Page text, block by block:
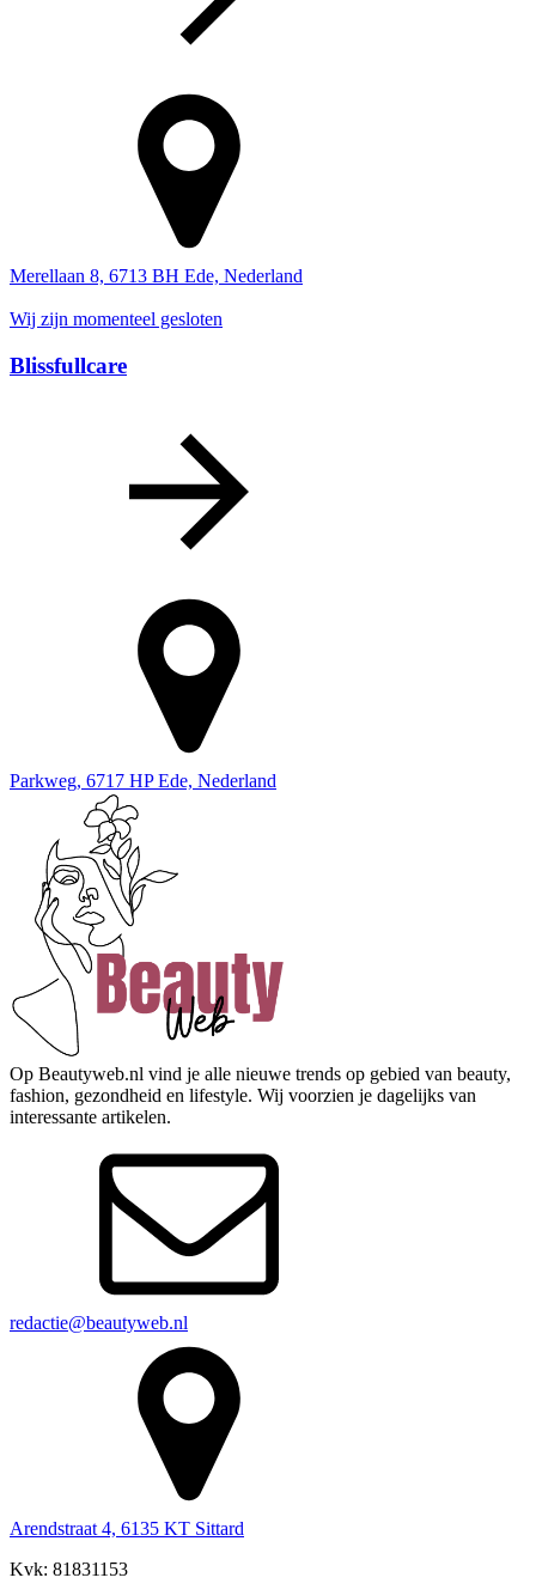
Merellaan 8, 6713 BH Ede, Nederland
Wij zijn momenteel gesloten
Blissfullcare
Parkweg, 6717 HP Ede, Nederland
Op Beautyweb.nl vind je alle nieuwe trends op gebied van beauty,
fashion, gezondheid en lifestyle. Wij voorzien je dagelijks van
interessante artikelen.
redactie@beautyweb.nl
Arendstraat 4, 6135 KT Sittard
Kvk: 81831153